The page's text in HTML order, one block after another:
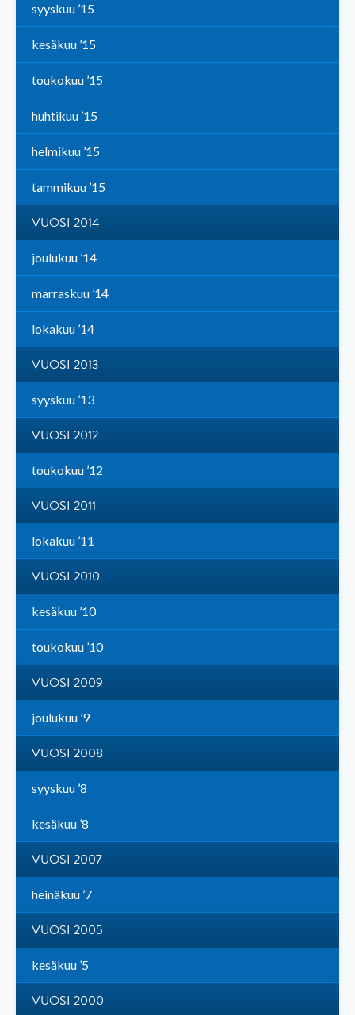
syyskuu ’15
kesäkuu ’15
toukokuu ’15
huhtikuu ’15
helmikuu ’15
tammikuu ’15
VUOSI 2014
joulukuu ’14
marraskuu ’14
lokakuu ’14
VUOSI 2013
syyskuu ’13
VUOSI 2012
toukokuu ’12
VUOSI 2011
lokakuu ’11
VUOSI 2010
kesäkuu ’10
toukokuu ’10
VUOSI 2009
joulukuu ’9
VUOSI 2008
syyskuu ’8
kesäkuu ’8
VUOSI 2007
heinäkuu ’7
VUOSI 2005
kesäkuu ’5
VUOSI 2000